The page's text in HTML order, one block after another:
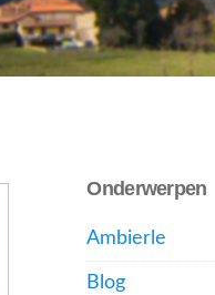
Onderwerpen
Ambierle
Blog